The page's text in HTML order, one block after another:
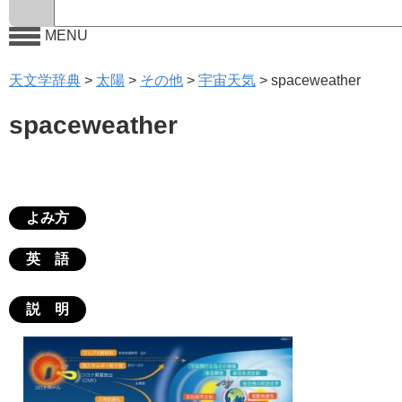
MENU
天文学辞典 > 太陽 > その他 > 宇宙天気 > spaceweather
spaceweather
よみ方
英 語
説 明